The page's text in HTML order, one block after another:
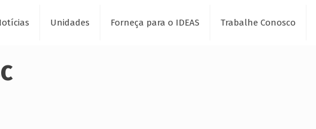
Unidades Forneça para o IDEAS Trabalhe Conosco